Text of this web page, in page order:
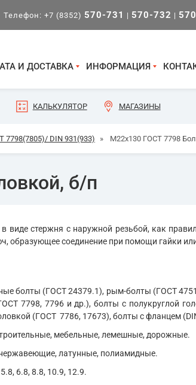
Телефон: +7 (8352) 570-731 | 570-732 |
И ДОСТАВКА ИНФОРМАЦИЯ
КАЛЬКУЛЯТОР МАГАЗИНЫ
7798(7805)/ DIN 931(933) » М22х130 ГОСТ 7798
б/п
виде стержня с наружной резьбой, как
образующее соединение при помощи гайки
болты (ГОСТ 24379.1), рым-болты (ГОСТ
7798, 7796 и др.), болты с полукруглой
(ГОСТ 7786, 17673), болты с фланцем
мебельные, лемешные, дорожные.
латунные, полиамидные.
6.8, 8.8, 10.9, 12.9.